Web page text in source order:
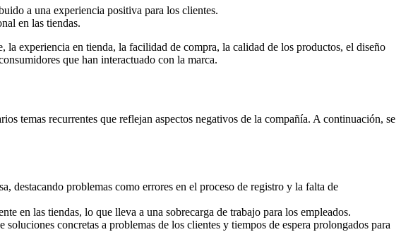
a una experiencia positiva para los clientes.
en las tiendas.
experiencia en tienda, la facilidad de compra, la calidad de los productos, el diseño
que han interactuado con la marca.
temas recurrentes que reflejan aspectos negativos de la compañía. A continuación, se
destacando problemas como errores en el proceso de registro y la falta de
en las tiendas, lo que lleva a una sobrecarga de trabajo para los empleados.
concretas a problemas de los clientes y tiempos de espera prolongados para